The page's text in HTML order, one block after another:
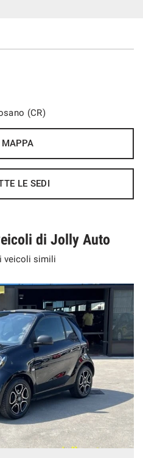
(CR)
MAPPA
LE SEDI
di Jolly Auto
veicoli simili